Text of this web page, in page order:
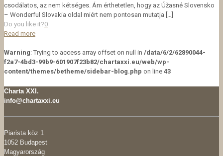
csodálatos, az nem kétséges. Ám érthetetlen, hogy az Úžasné Slovensko
– Wonderful Slovakia oldal miért nem pontosan mutatja […]
Do you like it?0
Read more
Warning: Trying to access array offset on null in /data/6/2/62890044-
f2a7-4bd3-99b9-601907f23b82/chartaxxi.eu/web/wp-
content/themes/betheme/sidebar-blog.php on line 43
Charta XXI.
info@chartaxxi.eu
Piarista köz 1
1052 Budapest
Magyarország